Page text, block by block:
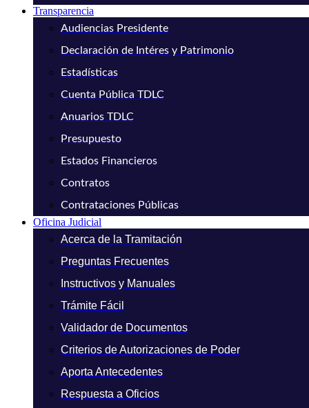
Transparencia
Audiencias Presidente
Declaración de Intéres y Patrimonio
Estadísticas
Cuenta Pública TDLC
Anuarios TDLC
Presupuesto
Estados Financieros
Contratos
Contrataciones Públicas
Oficina Judicial
Acerca de la Tramitación
Preguntas Frecuentes
Instructivos y Manuales
Trámite Fácil
Validador de Documentos
Criterios de Autorizaciones de Poder
Aporta Antecedentes
Respuesta a Oficios